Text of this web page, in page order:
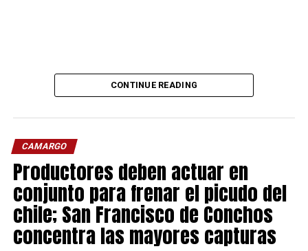
CONTINUE READING
CAMARGO
Productores deben actuar en
conjunto para frenar el picudo del
chile; San Francisco de Conchos
concentra las mayores capturas